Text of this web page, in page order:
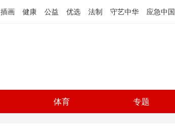
插画 健康 公益 优选 法制 守艺中华 应急中国
体育 专题